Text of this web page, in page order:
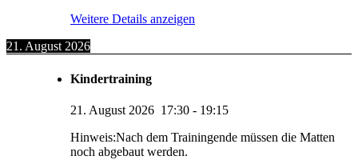
Weitere Details anzeigen
21. August 2026
Kindertraining
21. August 2026 17:30 - 19:15
Hinweis:Nach dem Trainingende müssen die Matten
noch abgebaut werden.